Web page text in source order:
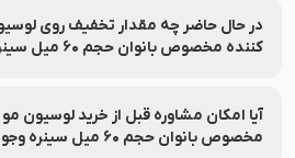
مشاهده‌ی آخرین قیمت و تخفیف‌های
بالای صفحه مراجعه کنید.
در حال حاضر چه مقدار تخفیف روی
کننده مخصوص بانوان حجم 60 میل سینره اعمال شده؟
درج شده و ممکن است تغییر کند. برای
به بخش مشخصات محصول مراجعه
آیا امکان مشاوره قبل از خرید لوسیون
مخصوص بانوان حجم 60 میل سینره وجود دارد؟